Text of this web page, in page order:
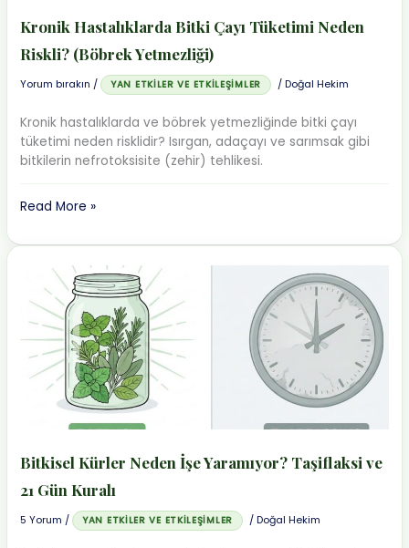
Kronik Hastalıklarda Bitki Çayı Tüketimi Neden
Riskli? (Böbrek Yetmezliği)
Yorum bırakın / YAN ETKILER VE ETKILEŞIMLER /Doğal Hekim
Kronik hastalıklarda ve böbrek yetmezliğinde bitki çayı
tüketimi neden risklidir? Isırgan, adaçayı ve sarımsak gibi
bitkilerin nefrotoksisite (zehir) tehlikesi.
Kronik
Bitki
Tüketimi
Neden
Riskli?
(Böbrek
Yetmezliği)
Read More »
Bitkisel Kürler Neden İşe Yaramıyor? Taşiflaksi ve
21 Gün Kuralı
5 Yorum / YAN ETKILER VE ETKILEŞIMLER /Doğal Hekim